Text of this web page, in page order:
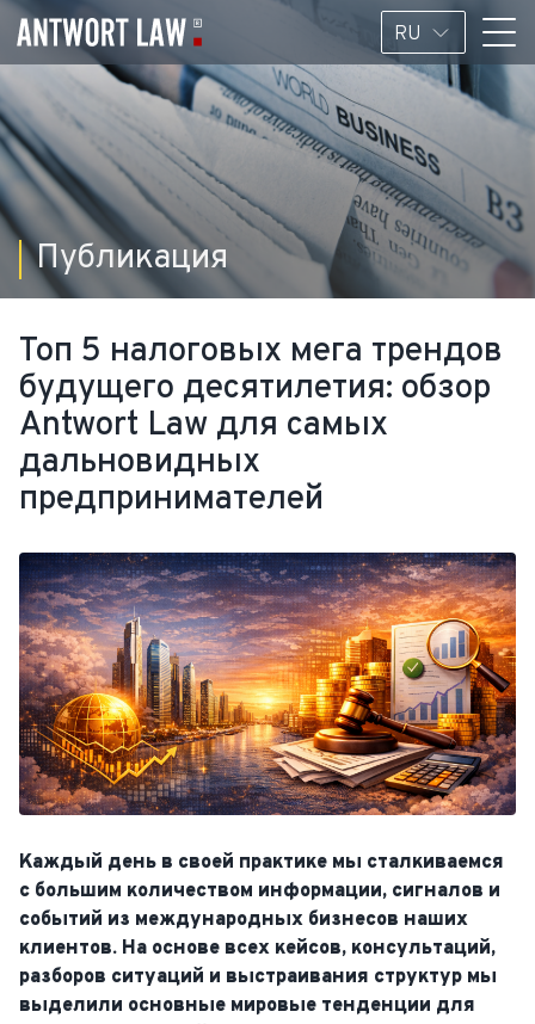
RU
Публикация
Топ 5 налоговых мега трендов
будущего десятилетия: обзор
Antwort Law для самых
дальновидных
предпринимателей
Каждый день в своей практике мы сталкиваемся
с большим количеством информации, сигналов и
событий из международных бизнесов наших
клиентов. На основе всех кейсов, консультаций,
разборов ситуаций и выстраивания структур мы
выделили основные мировые тенденции для